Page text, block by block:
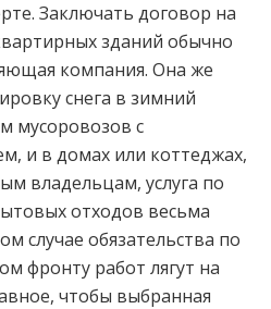
Заключать договор на
зданий обычно
компания. Она же
снега в зимний
мусоровозов с
и в домах или коттеджах,
владельцам, услуга по
отходов весьма
случае обязательства по
фронту работ лягут на
чтобы выбранная